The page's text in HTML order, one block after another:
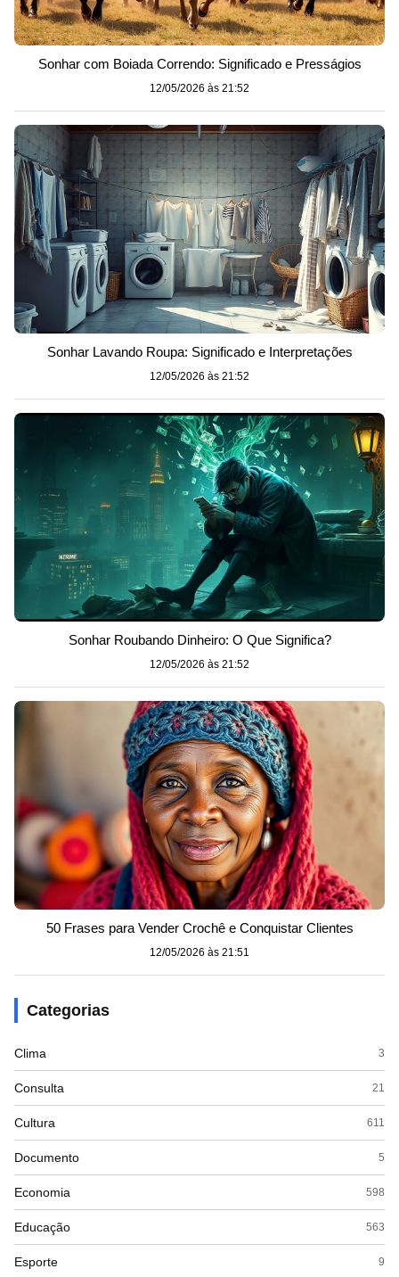
Sonhar com Boiada Correndo: Significado e Presságios
12/05/2026 às 21:52
Sonhar Lavando Roupa: Significado e Interpretações
12/05/2026 às 21:52
Sonhar Roubando Dinheiro: O Que Significa?
12/05/2026 às 21:52
50 Frases para Vender Crochê e Conquistar Clientes
12/05/2026 às 21:51
Categorias
Clima 3
Consulta 21
Cultura 611
Documento 5
Economia 598
Educação 563
Esporte 9